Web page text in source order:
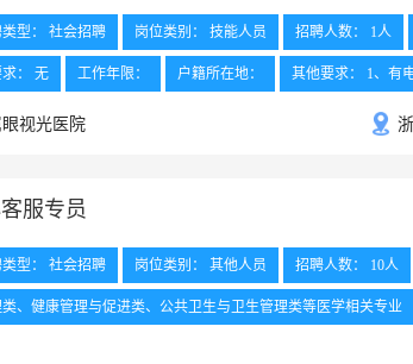
型： 社会招聘 岗位类别： 技能人员 招聘人数： 1人
： 无 工作年限： 户籍所在地： 其他要求： 1、有
绍兴
视光医院
服专员
型： 社会招聘 岗位类别： 其他人员 招聘人数： 10人
、健康管理与促进类、公共卫生与卫生管理类等医学相关专业